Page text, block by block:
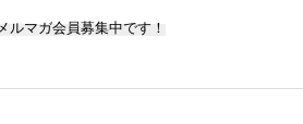
メルマガ会員募集中です！